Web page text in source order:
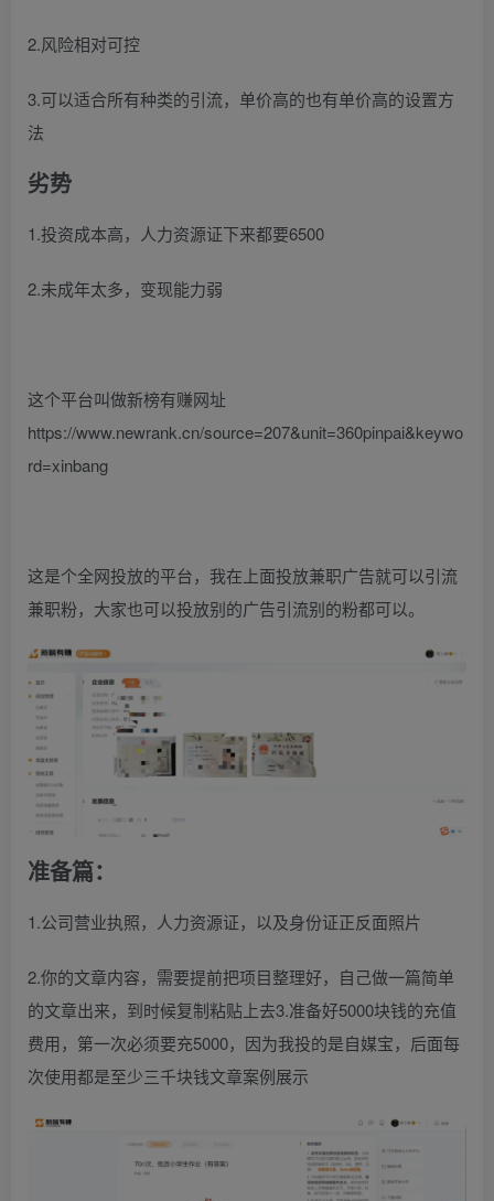
2.风险相对可控
3.可以适合所有种类的引流，单价高的也有单价高的设置方
法
劣势
1.投资成本高，人力资源证下来都要6500
2.未成年太多，变现能力弱
这个平台叫做新榜有赚网址
https://www.newrank.cn/source=207&unit=360pinpai&keywo
rd=xinbang
这是个全网投放的平台，我在上面投放兼职广告就可以引流
兼职粉，大家也可以投放别的广告引流别的粉都可以。
准备篇：
1.公司营业执照，人力资源证，以及身份证正反面照片
2.你的文章内容，需要提前把项目整理好，自己做一篇简单
的文章出来，到时候复制粘贴上去3.准备好5000块钱的充值
费用，第一次必须要充5000，因为我投的是自媒宝，后面每
次使用都是至少三千块钱文章案例展示